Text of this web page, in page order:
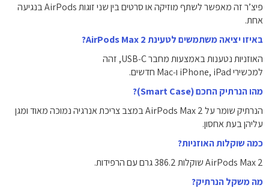
פיצ’ר זה מאפשר לשתף מוזיקה או סרטים בין שני זוגות AirPods בנגיעה
אחת.
באיזו יציאה משתמשים לטעינת AirPods Max 2?
האוזניות נטענות באמצעות מחבר USB‑C, זהה
למכשירי iPhone, iPad ו‑Mac חדשים.
מהו הנרתיק החכם (Smart Case)?
הנרתיק שומר על AirPods Max 2 במצב צריכת אנרגיה נמוכה מאוד ומגן
עליהן בעת אחסון.
כמה שוקלות האוזניות?
AirPods Max 2 שוקלות 386.2 גרם עם הרפידות.
מה משקל הנרתיק?